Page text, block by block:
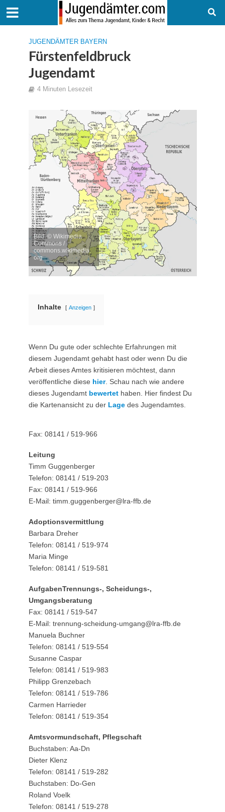
JUGENDÄMTER BAYERN
Fürstenfeldbruck
Jugendamt
4 Minuten Lesezeit
Bild: © Wikimedia
Commons /
commons.wikimedia.
org
Inhalte Anzeigen
Wenn Du gute oder schlechte Erfahrungen mit
diesem Jugendamt gehabt hast oder wenn Du die
Arbeit dieses Amtes kritisieren möchtest, dann
veröffentliche diese hier. Schau nach wie andere
dieses Jugendamt bewertethaben. Hier findest Du
die Kartenansicht zu der Lagedes Jugendamtes.
Fax: 08141 / 519-966
Leitung
Timm Guggenberger
Telefon: 08141 / 519-203
Fax: 08141 / 519-966
E-Mail: timm.guggenberger@lra-ffb.de
Adoptionsvermittlung
Barbara Dreher
Telefon: 08141 / 519-974
Maria Minge
Telefon: 08141 / 519-581
AufgabenTrennungs-, Scheidungs-,
Umgangsberatung
Fax: 08141 / 519-547
E-Mail: trennung-scheidung-umgang@lra-ffb.de
Manuela Buchner
Telefon: 08141 / 519-554
Susanne Caspar
Telefon: 08141 / 519-983
Philipp Grenzebach
Telefon: 08141 / 519-786
Carmen Harrieder
Telefon: 08141 / 519-354
Amtsvormundschaft, Pflegschaft
Buchstaben: Aa-Dn
Dieter Klenz
Telefon: 08141 / 519-282
Buchstaben: Do-Gen
Roland Voelk
Telefon: 08141 / 519-278